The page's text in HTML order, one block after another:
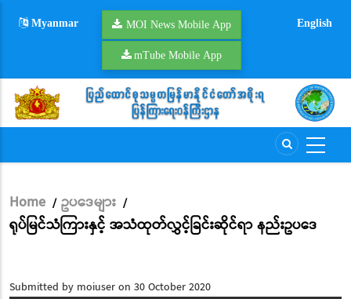
Myanmar MOI News Mobile App
mTube Mobile App
English
Breadcrumb
Home / ဥပဒေများ /
ရုပ်မြင်သံကြားနှင့် အသံထုတ်လွှင့်ခြင်းဆိုင်ရာ နည်းဥပဒေ
Submitted by moiuseron 30 October 2020